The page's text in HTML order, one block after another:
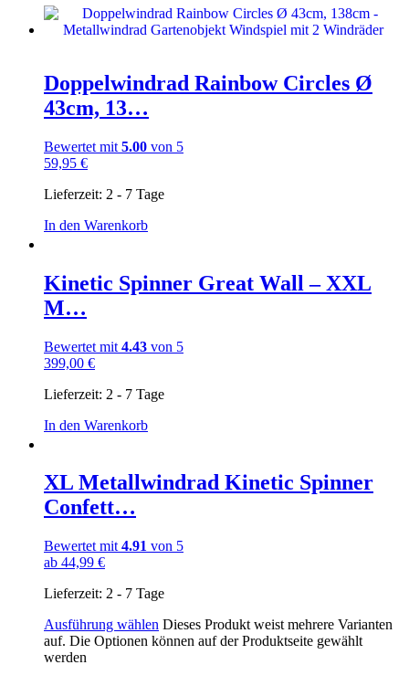
Doppelwindrad Rainbow Circles Ø
43cm, 13…
Bewertet mit 5.00 von 5
59,95 €
Lieferzeit: 2 - 7 Tage
In den Warenkorb
Kinetic Spinner Great Wall – XXL
M…
Bewertet mit 4.43 von 5
399,00 €
Lieferzeit: 2 - 7 Tage
In den Warenkorb
XL Metallwindrad Kinetic Spinner
Confett…
Bewertet mit 4.91 von 5
ab 44,99 €
Lieferzeit: 2 - 7 Tage
Ausführung wählen Dieses Produkt weist mehrere Varianten
auf. Die Optionen können auf der Produktseite gewählt
werden